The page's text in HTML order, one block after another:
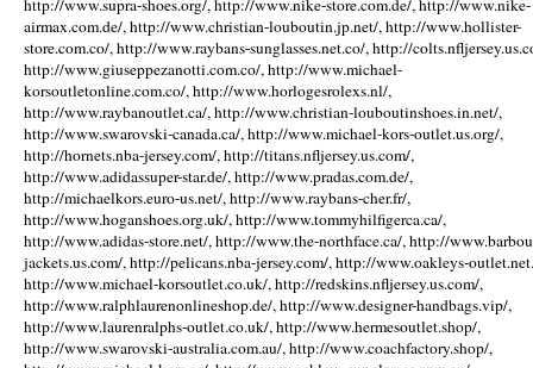
http://www.supra-shoes.org/, http://www.nike-store.com.de/, http://www.nike-
airmax.com.de/, http://www.christian-louboutin.jp.net/, http://www.hollister-
store.com.co/, http://www.raybans-sunglasses.net.co/, http://
http://www.giuseppezanotti.com.co/, http://www.michael-
korsoutletonline.com.co/, http://www.horlogesrolexs.nl/,
http://www.raybanoutlet.ca/, http://www.christian-louboutinshoes.in.net/,
http://www.swarovski-canada.ca/, http://www.michael-kors-outlet.us.org/,
http://hornets.nba-jersey.com/, http://titans.nfljersey.us.com/,
http://www.adidassuper-star.de/, http://www.pradas.com.de/,
http://michaelkors.euro-us.net/, http://www.raybans-cher.fr/,
http://www.hoganshoes.org.uk/, http://www.tommyhilfigerca.ca/,
http://www.adidas-store.net/, http://www.the-northface.ca/, http://
jackets.us.com/, http://pelicans.nba-jersey.com/, http://www.oakleys-
http://www.michael-korsoutlet.co.uk/, http://redskins.nfljersey.us.com/,
http://www.ralphlaurenonlineshop.de/, http://www.designer-handbags.vip/,
http://www.laurenralphs-outlet.co.uk/, http://www.hermesoutlet.shop/,
http://www.swarovski-australia.com.au/, http://www.coachfactory.shop/,